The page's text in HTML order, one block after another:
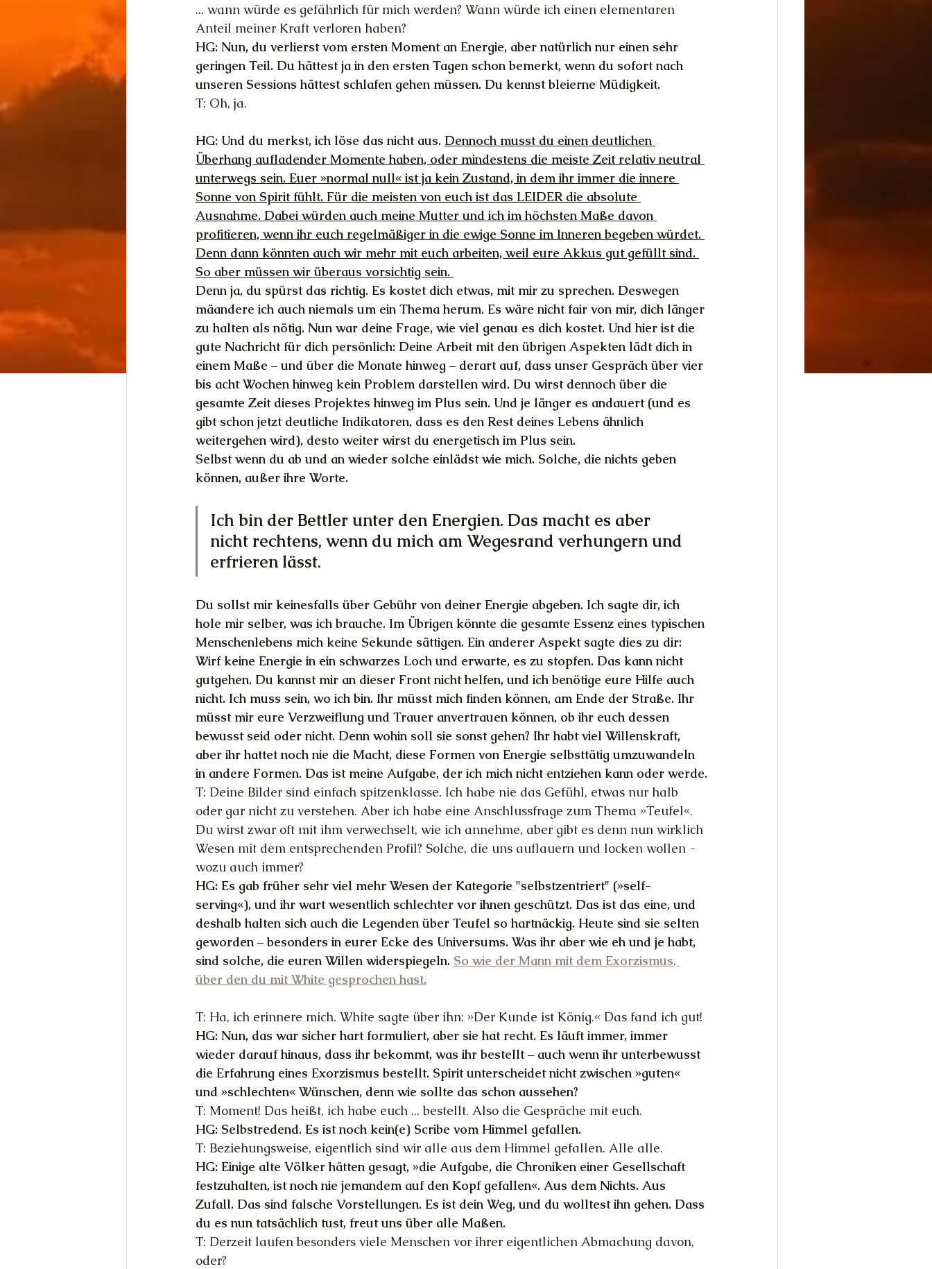
... wann würde es gefährlich für mich werden? Wann würde ich einen elementaren
Anteil meiner Kraft verloren haben?
HG: Nun, du verlierst vom ersten Moment an Energie, aber natürlich nur einen sehr
geringen Teil. Du hättest ja in den ersten Tagen schon bemerkt, wenn du sofort nach
unseren Sessions hättest schlafen gehen müssen. Du kennst bleierne Müdigkeit.
T: Oh, ja.
HG: Und du merkst, ich löse das nicht aus. Dennoch musst du einen deutlichen
Überhang aufladender Momente haben, oder mindestens die meiste Zeit relativ neutral
unterwegs sein. Euer »normal null« ist ja kein Zustand, in dem ihr immer die innere
Sonne von Spirit fühlt. Für die meisten von euch ist das LEIDER die absolute
Ausnahme. Dabei würden auch meine Mutter und ich im höchsten Maße davon
profitieren, wenn ihr euch regelmäßiger in die ewige Sonne im Inneren begeben würdet.
Denn dann könnten auch wir mehr mit euch arbeiten, weil eure Akkus gut gefüllt sind.
So aber müssen wir überaus vorsichtig sein.
Denn ja, du spürst das richtig. Es kostet dich etwas, mit mir zu sprechen. Deswegen
mäandere ich auch niemals um ein Thema herum. Es wäre nicht fair von mir, dich länger
zu halten als nötig. Nun war deine Frage, wie viel genau es dich kostet. Und hier ist die
gute Nachricht für dich persönlich: Deine Arbeit mit den übrigen Aspekten lädt dich in
einem Maße – und über die Monate hinweg – derart auf, dass unser Gespräch über vier
bis acht Wochen hinweg kein Problem darstellen wird. Du wirst dennoch über die
gesamte Zeit dieses Projektes hinweg im Plus sein. Und je länger es andauert (und es
gibt schon jetzt deutliche Indikatoren, dass es den Rest deines Lebens ähnlich
weitergehen wird), desto weiter wirst du energetisch im Plus sein.
Selbst wenn du ab und an wieder solche einlädst wie mich. Solche, die nichts geben
können, außer ihre Worte.
Ich bin der Bettler unter den Energien. Das macht es aber
nicht rechtens, wenn du mich am Wegesrand verhungern und
erfrieren lässt.
Du sollst mir keinesfalls über Gebühr von deiner Energie abgeben. Ich sagte dir, ich
hole mir selber, was ich brauche. Im Übrigen könnte die gesamte Essenz eines typischen
Menschenlebens mich keine Sekunde sättigen. Ein anderer Aspekt sagte dies zu dir:
Wirf keine Energie in ein schwarzes Loch und erwarte, es zu stopfen. Das kann nicht
gutgehen. Du kannst mir an dieser Front nicht helfen, und ich benötige eure Hilfe auch
nicht. Ich muss sein, wo ich bin. Ihr müsst mich finden können, am Ende der Straße. Ihr
müsst mir eure Verzweiflung und Trauer anvertrauen können, ob ihr euch dessen
bewusst seid oder nicht. Denn wohin soll sie sonst gehen? Ihr habt viel Willenskraft,
aber ihr hattet noch nie die Macht, diese Formen von Energie selbsttätig umzuwandeln
in andere Formen. Das ist meine Aufgabe, der ich mich nicht entziehen kann oder werde.
T: Deine Bilder sind einfach spitzenklasse. Ich habe nie das Gefühl, etwas nur halb
oder gar nicht zu verstehen. Aber ich habe eine Anschlussfrage zum Thema »Teufel«.
Du wirst zwar oft mit ihm verwechselt, wie ich annehme, aber gibt es denn nun wirklich
Wesen mit dem entsprechenden Profil? Solche, die uns auflauern und locken wollen -
wozu auch immer?
HG: Es gab früher sehr viel mehr Wesen der Kategorie "selbstzentriert" (»self-
serving«), und ihr wart wesentlich schlechter vor ihnen geschützt. Das ist das eine, und
deshalb halten sich auch die Legenden über Teufel so hartnäckig. Heute sind sie selten
geworden – besonders in eurer Ecke des Universums. Was ihr aber wie eh und je habt,
sind solche, die euren Willen widerspiegeln. So wie der Mann mit dem Exorzismus,
über den du mit White gesprochen hast.
T: Ha, ich erinnere mich. White sagte über ihn: »Der Kunde ist König.« Das fand ich gut!
HG: Nun, das war sicher hart formuliert, aber sie hat recht. Es läuft immer, immer
wieder darauf hinaus, dass ihr bekommt, was ihr bestellt – auch wenn ihr unterbewusst
die Erfahrung eines Exorzismus bestellt. Spirit unterscheidet nicht zwischen »guten«
und »schlechten« Wünschen, denn wie sollte das schon aussehen?
T: Moment! Das heißt, ich habe euch ... bestellt. Also die Gespräche mit euch.
HG: Selbstredend. Es ist noch kein(e) Scribe vom Himmel gefallen.
T: Beziehungsweise, eigentlich sind wir alle aus dem Himmel gefallen. Alle alle.
HG: Einige alte Völker hätten gesagt, »die Aufgabe, die Chroniken einer Gesellschaft
festzuhalten, ist noch nie jemandem auf den Kopf gefallen«. Aus dem Nichts. Aus
Zufall. Das sind falsche Vorstellungen. Es ist dein Weg, und du wolltest ihn gehen. Dass
du es nun tatsächlich tust, freut uns über alle Maßen.
T: Derzeit laufen besonders viele Menschen vor ihrer eigentlichen Abmachung davon,
oder?